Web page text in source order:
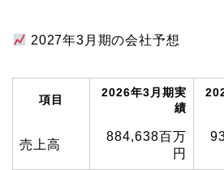
2027年3月期の会社予想
項目
2026年3月期実
績
売上高
884,638百万
円